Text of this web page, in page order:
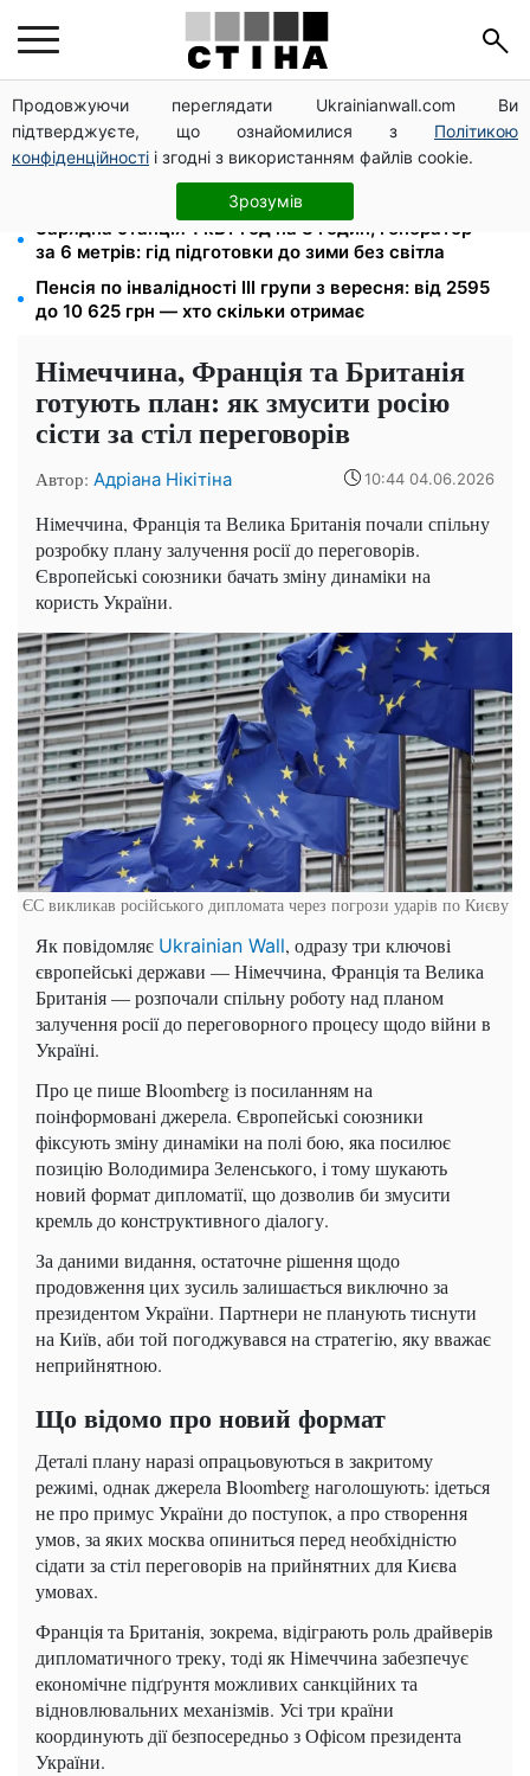
Продовжуючи переглядати Ukrainianwall.com Ви
підтверджуєте, що ознайомилися з Політикою
конфіденційності і згодні з використанням файлів cookie.
Зрозумів
Долар по 44,50 грн, євро — 51,34: курс валют у
банках 9 серпня
Посвідчення водія та техпаспорт відновлять
безкоштовно: умова від сервісних центрів МВС
Зарядна станція 1 кВт·год на 8 годин, генератор —
за 6 метрів: гід підготовки до зими без світла
Пенсія по інвалідності III групи з вересня: від 2595
до 10 625 грн — хто скільки отримає
Німеччина, Франція та Британія
готують план: як змусити росію
сісти за стіл переговорів
Автор: Адріана Нікітіна 10:44 04.06.2026
Німеччина, Франція та Велика Британія почали спільну
розробку плану залучення росії до переговорів.
Європейські союзники бачать зміну динаміки на
користь України.
ЄС викликав російського дипломата через погрози ударів по Києву
Як повідомляє Ukrainian Wall, одразу три ключові
європейські держави — Німеччина, Франція та Велика
Британія — розпочали спільну роботу над планом
залучення росії до переговорного процесу щодо війни в
Україні.
Про це пише Bloomberg із посиланням на
поінформовані джерела. Європейські союзники
фіксують зміну динаміки на полі бою, яка посилює
позицію Володимира Зеленського, і тому шукають
новий формат дипломатії, що дозволив би змусити
кремль до конструктивного діалогу.
За даними видання, остаточне рішення щодо
продовження цих зусиль залишається виключно за
президентом України. Партнери не планують тиснути
на Київ, аби той погоджувався на стратегію, яку вважає
неприйнятною.
Що відомо про новий формат
Деталі плану наразі опрацьовуються в закритому
режимі, однак джерела Bloomberg наголошують: ідеться
не про примус України до поступок, а про створення
умов, за яких москва опиниться перед необхідністю
сідати за стіл переговорів на прийнятних для Києва
умовах.
Франція та Британія, зокрема, відіграють роль драйверів
дипломатичного треку, тоді як Німеччина забезпечує
економічне підґрунтя можливих санкційних та
відновлювальних механізмів. Усі три країни
координують дії безпосередньо з Офісом президента
України.